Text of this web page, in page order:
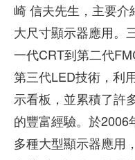
崎 信夫先生，主要
大尺寸顯示器應用。
一代CRT到第二代
第三代LED技術，利
示看板，並累積了許
的豐富經驗。於2006
多種大型顯示器應用